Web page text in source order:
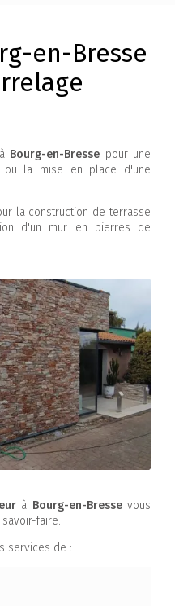
en-Bresse
à Bourg-en-Bresse pour une
ou la mise en place d'une
la construction de terrasse
d'un mur en pierres de
à Bourg-en-Bressevous
faire.
services de :